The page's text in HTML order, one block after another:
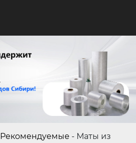
Рекомендуемые - Маты из